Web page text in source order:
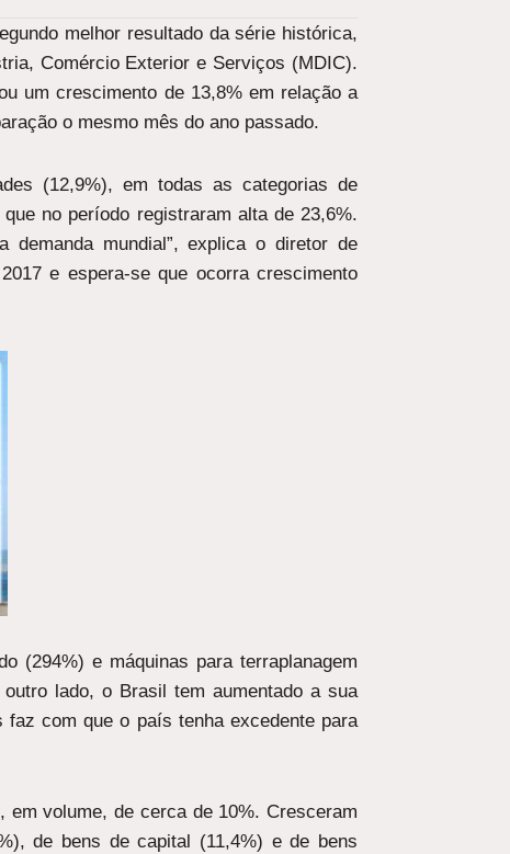
melhor resultado da série histórica,
Comércio Exterior e Serviços (MDIC).
um crescimento de 13,8% em relação a
o mesmo mês do ano passado.
(12,9%), em todas as categorias de
no período registraram alta de 23,6%.
demanda mundial”, explica o diretor de
e espera-se que ocorra crescimento
(294%) e máquinas para terraplanagem
lado, o Brasil tem aumentado a sua
com que o país tenha excedente para
em volume, de cerca de 10%. Cresceram
de bens de capital (11,4%) e de bens